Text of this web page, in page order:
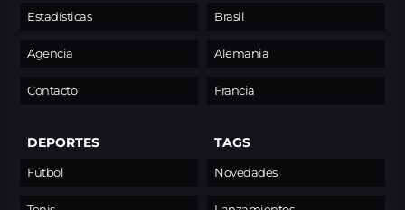
Estadísticas
Agencia
Contacto
Brasil
Alemania
Francia
DEPORTES
Fútbol
TAGS
Novedades